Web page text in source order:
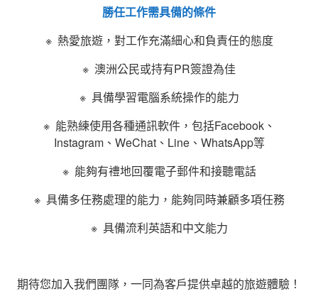
勝任工作需具備的條件
※ 熱愛旅遊，對工作充滿細心和負責任的態度
※ 澳洲公民或持有PR簽證為佳
※ 具備學習電腦系統操作的能力
※ 能熟練使用各種通訊軟件，包括Facebook、
Instagram、WeChat、Line、WhatsApp等
※ 能夠有禮地回覆電子郵件和接聽電話
※ 具備多任務處理的能力，能夠同時兼顧多項任務
※ 具備流利英語和中文能力
期待您加入我們團隊，一同為客戶提供卓越的旅遊體驗！